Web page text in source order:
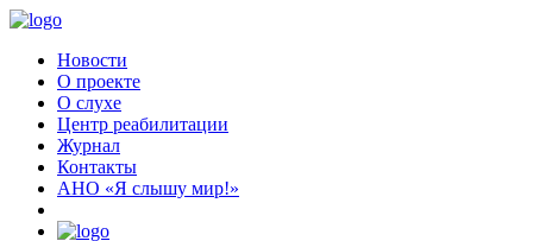
Новости
О проекте
О слухе
Центр реабилитации
Журнал
Контакты
АНО «Я слышу мир!»